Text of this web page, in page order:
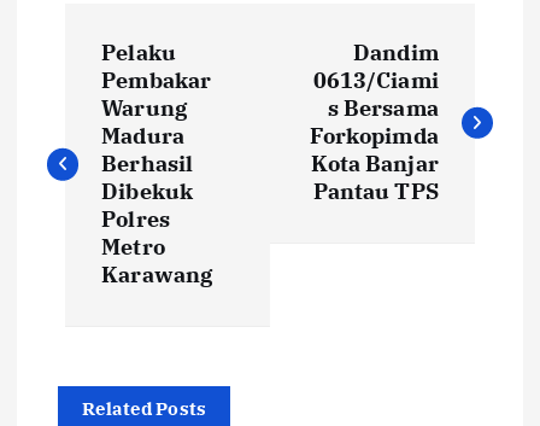
v
s
Pelaku
Pembakar
Warung
Madura
Berhasil
Dibekuk
Polres
Metro
Karawang
Dandim
0613/Ciami
s Bersama
Forkopimda
Kota Banjar
Pantau TPS
Related Posts